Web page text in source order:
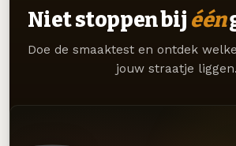
Niet stoppen bij één
Doe de smaaktest en ontdek
jouw straatje liggen.